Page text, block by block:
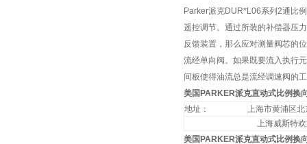
Parker派克DUR*L06系列2通比
遥控调节。通过所装的补偿器压
反馈装置，那么应对测量阀芯的
流经单向阀。如果既要流入执行
间板使得油流总是流经调速阀的
美国PARKER派克直动式比例换
地址：
上海市黄浦区
上海威斯特
美国PARKER派克直动式比例换